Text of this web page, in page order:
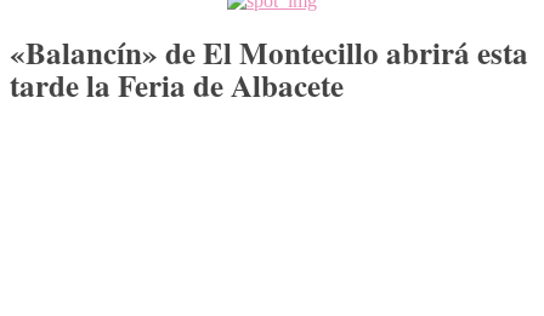
«Balancín» de El Montecillo abrirá esta
tarde la Feria de Albacete